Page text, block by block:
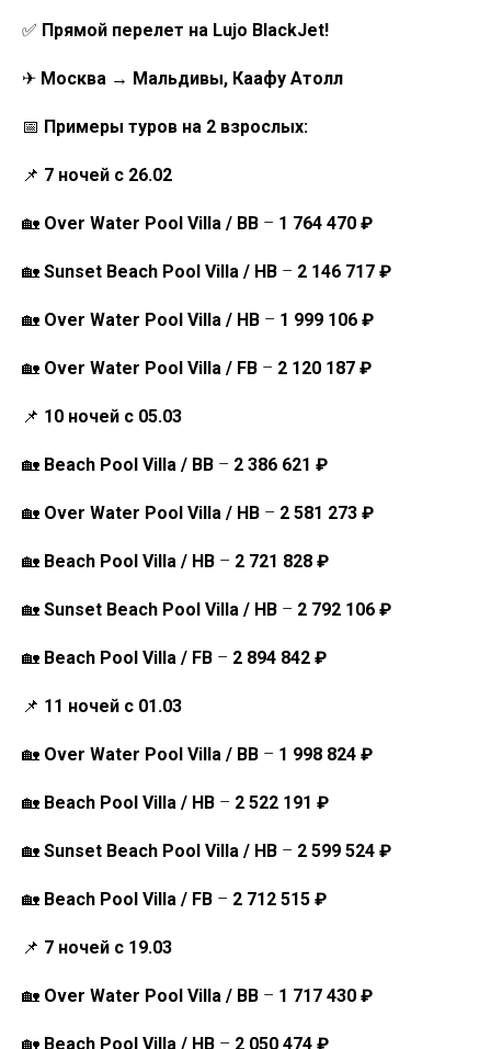
✅ Прямой перелет на Lujo BlackJet!
✈ Москва → Мальдивы, Каафу Атолл
📅 Примеры туров на 2 взрослых:
📌 7 ночей с 26.02
🏡 Over Water Pool Villa / BB – 1 764 470 ₽
🏡 Sunset Beach Pool Villa / HB – 2 146 717 ₽
🏡 Over Water Pool Villa / HB – 1 999 106 ₽
🏡 Over Water Pool Villa / FB – 2 120 187 ₽
📌 10 ночей с 05.03
🏡 Beach Pool Villa / BB – 2 386 621 ₽
🏡 Over Water Pool Villa / HB – 2 581 273 ₽
🏡 Beach Pool Villa / HB – 2 721 828 ₽
🏡 Sunset Beach Pool Villa / HB – 2 792 106 ₽
🏡 Beach Pool Villa / FB – 2 894 842 ₽
📌 11 ночей с 01.03
🏡 Over Water Pool Villa / BB – 1 998 824 ₽
🏡 Beach Pool Villa / HB – 2 522 191 ₽
🏡 Sunset Beach Pool Villa / HB – 2 599 524 ₽
🏡 Beach Pool Villa / FB – 2 712 515 ₽
📌 7 ночей с 19.03
🏡 Over Water Pool Villa / BB – 1 717 430 ₽
🏡 Beach Pool Villa / HB – 2 050 474 ₽